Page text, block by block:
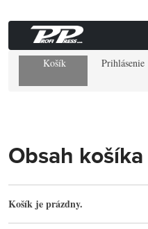
Košík Prihlásenie
Obsah košíka
Košík je prázdny.